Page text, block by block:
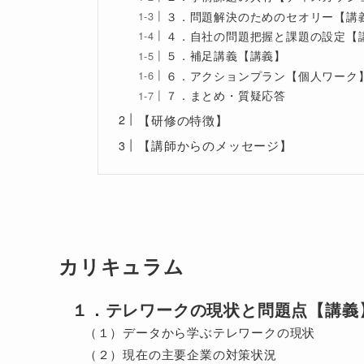
３．問題解決のためのセオリー【講
４．自社の問題把握と課題の設定【
５．補足講義【講義】
６．アクションプラン【個人ワーク】
７．まとめ・質疑応答
【研修の特徴】
【講師からのメッセージ】
カリキュラム
１．テレワークの現状と問題点【講義
（１）データから学ぶテレワークの現状
（２）現在の主要企業の対策状況